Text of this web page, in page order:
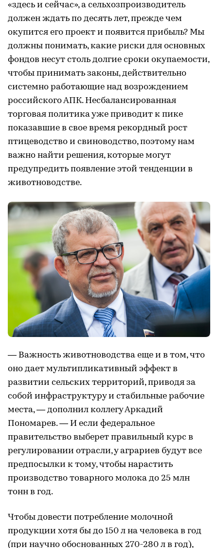
«здесь и сейчас», а сельхозпроизводитель
должен ждать по десять лет, прежде чем
окупится его проект и появится прибыль? Мы
должны понимать, какие риски для основных
фондов несут столь долгие сроки окупаемости,
чтобы принимать законы, действительно
системно работающие над возрождением
российского АПК. Несбалансированная
торговая политика уже приводит к пике
показавшие в свое время рекордный рост
птицеводство и свиноводство, поэтому нам
важно найти решения, которые могут
предупредить появление этой тенденции в
животноводстве.
— Важность животноводства еще и в том, что
оно дает мультипликативный эффект в
развитии сельских территорий, приводя за
собой инфраструктуру и стабильные рабочие
места, — дополнил коллегу Аркадий
Пономарев. — И если федеральное
правительство выберет правильный курс в
регулировании отрасли, у аграриев будут все
предпосылки к тому, чтобы нарастить
производство товарного молока до 25 млн
тонн в год.
Чтобы довести потребление молочной
продукции хотя бы до 150 л на человека в год
(при научно обоснованных 270-280 л в год),